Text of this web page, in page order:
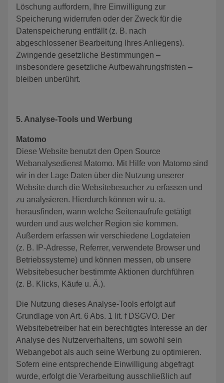
Löschung auffordern, Ihre Einwilligung zur
Speicherung widerrufen oder der Zweck für die
Datenspeicherung entfällt (z. B. nach
abgeschlossener Bearbeitung Ihres Anliegens).
Zwingende gesetzliche Bestimmungen –
insbesondere gesetzliche Aufbewahrungsfristen –
bleiben unberührt.
5. Analyse-Tools und Werbung
Matomo
Diese Website benutzt den Open Source
Webanalysedienst Matomo. Mit Hilfe von Matomo sind
wir in der Lage Daten über die Nutzung unserer
Website durch die Websitebesucher zu erfassen und
zu analysieren. Hierdurch können wir u. a.
herausfinden, wann welche Seitenaufrufe getätigt
wurden und aus welcher Region sie kommen.
Außerdem erfassen wir verschiedene Logdateien
(z. B. IP-Adresse, Referrer, verwendete Browser und
Betriebssysteme) und können messen, ob unsere
Websitebesucher bestimmte Aktionen durchführen
(z. B. Klicks, Käufe u. Ä.).
Die Nutzung dieses Analyse-Tools erfolgt auf
Grundlage von Art. 6 Abs. 1 lit. f DSGVO. Der
Websitebetreiber hat ein berechtigtes Interesse an der
Analyse des Nutzerverhaltens, um sowohl sein
Webangebot als auch seine Werbung zu optimieren.
Sofern eine entsprechende Einwilligung abgefragt
wurde, erfolgt die Verarbeitung ausschließlich auf